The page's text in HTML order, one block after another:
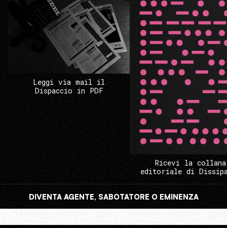
Leggi via mail il
Dispaccio in PDF
Ricevi la collana
editoriale di
DIVENTA AGENTE, SABOTATORE O EMINENZA